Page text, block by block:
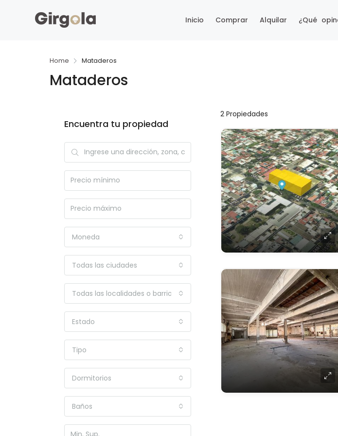
Inicio Comprar Alquilar ¿Qué
Home Mataderos
Mataderos
2 Propiedades
Encuentra tu propiedad
Moneda
Todas las ciudades
Todas las localidades o barrios
Estado
Tipo
Dormitorios
Baños